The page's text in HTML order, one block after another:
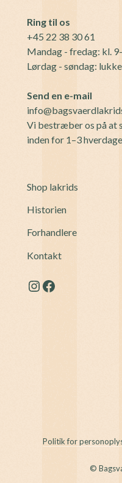
Ring til os
+45 22 38 30 61
Mandag - fredag: kl.
Lørdag - søndag:
Send en e-mail
Vi bestræber os på at
inden for 1–3
Shop lakrids
Historien
Forhandlere
Kontakt
Instagram
Facebook
Politik for
©